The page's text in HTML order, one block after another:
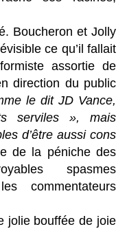
Boucheron et Jolly
ce qu’il fallait
assortie de
direction du public
le dit JD Vance,
serviles », mais
d’être aussi cons
de la péniche des
spasmes
commentateurs
jolie bouffée de joie